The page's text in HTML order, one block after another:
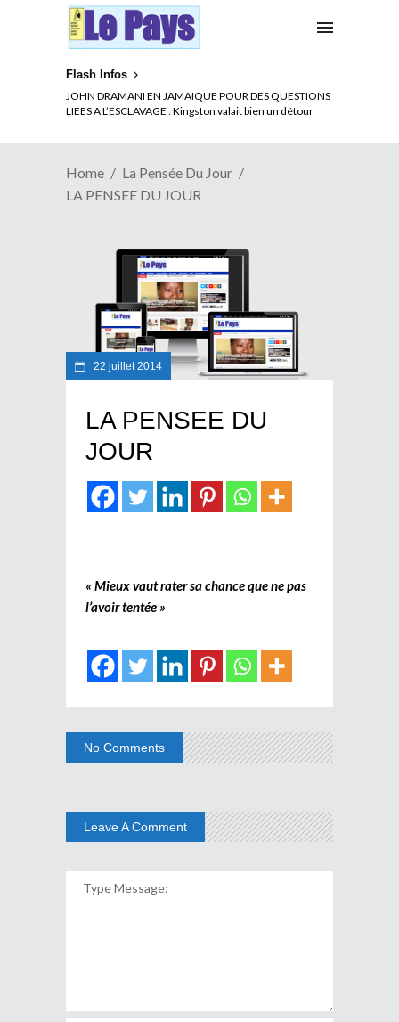
Flash Infos
JOHN DRAMANI EN JAMAIQUE POUR DES QUESTIONS
LIEES A L’ESCLAVAGE : Kingston valait bien un détour
Home
La Pensée Du Jour
LA PENSEE DU JOUR
22 juillet 2014
LA PENSEE DU
JOUR
« Mieux vaut rater sa chance que ne pas
l’avoir tentée »
No Comments
Leave A Comment